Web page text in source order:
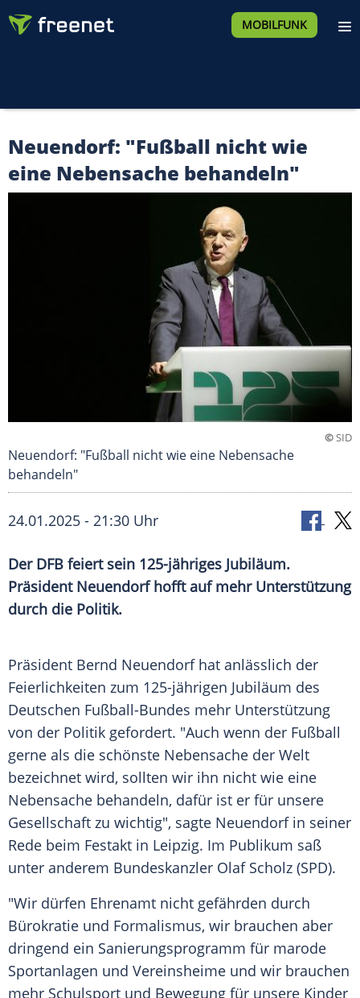
MOBILFUNK
Neuendorf: "Fußball nicht wie
eine Nebensache behandeln"
©SID
Neuendorf: "Fußball nicht wie eine Nebensache
behandeln"
24.01.2025 - 21:30 Uhr
Der DFB feiert sein 125-jähriges Jubiläum.
Präsident Neuendorf hofft auf mehr Unterstützung
durch die Politik.
Präsident Bernd Neuendorfhat anlässlich der
Feierlichkeiten zum 125-jährigen Jubiläum des
Deutschen Fußball-Bundes mehr Unterstützung
von der Politik gefordert. "Auch wenn der Fußball
gerne als die schönste Nebensache der Welt
bezeichnet wird, sollten wir ihn nicht wie eine
Nebensache behandeln, dafür ist er für unsere
Gesellschaft zu wichtig", sagte Neuendorf in seiner
Rede beim Festakt in Leipzig. Im Publikum saß
unter anderem Bundeskanzler Olaf Scholz (SPD).
"Wir dürfen Ehrenamt nicht gefährden durch
Bürokratie und Formalismus, wir brauchen aber
dringend ein Sanierungsprogramm für marode
Sportanlagen und Vereinsheime und wir brauchen
mehr Schulsport und Bewegung für unsere Kinder